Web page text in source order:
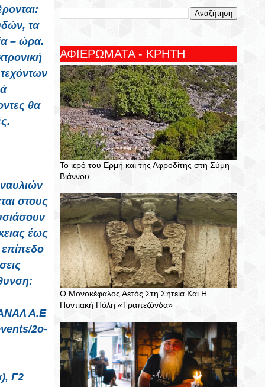
τα
– ώρα.
θα
στους
έως
Α.Ε
2o-
Γ2
ΑΦΙΕΡΩΜΑΤΑ - ΚΡΗΤΗ
Το ιερό του Ερμή και της Αφροδίτης στη Σύμη
Βιάννου
Ο Μονοκέφαλος Αετός Στη Σητεία Και Η
Ποντιακή Πόλη «Τραπεζόνδα»